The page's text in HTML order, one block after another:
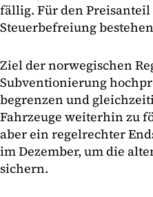
fällig. Für den
Steuerbefreiung
Ziel der norwegischen
Subventionierung
begrenzen und
Fahrzeuge weiterhin zu
aber ein regelrechter
im Dezember, um die
sichern.